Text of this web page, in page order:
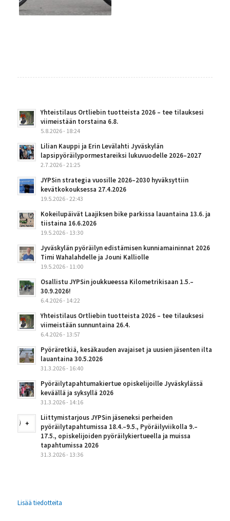
Yhteistilaus Ortliebin tuotteista 2026 – tee tilauksesi
viimeistään torstaina 6.8.
5.8.2026 - 18:24
Lilian Kauppi ja Erin Levälahti Jyväskylän
lapsipyöräilypormestareiksi lukuvuodelle 2026–2027
2.7.2026 - 21:25
JYPSin strategia vuosille 2026–2030 hyväksyttiin
kevätkokouksessa 27.4.2026
19.5.2026 - 22:43
Kokeilupäivät Laajiksen bike parkissa lauantaina 13.6. ja
tiistaina 16.6.2026
19.5.2026 - 13:30
Jyväskylän pyöräilyn edistämisen kunniamaininnat 2026
Timi Wahalahdelle ja Jouni Kalliolle
19.5.2026 - 11:00
Osallistu JYPSin joukkueessa Kilometrikisaan 1.5.–
30.9.2026!
6.4.2026 - 14:22
Yhteistilaus Ortliebin tuotteista 2026 – tee tilauksesi
viimeistään sunnuntaina 26.4.
6.4.2026 - 13:57
Pyöräretkiä, kesäkauden avajaiset ja uusien jäsenten ilta
lauantaina 30.5.2026
31.3.2026 - 16:40
Pyöräilytapahtumakiertue opiskelijoille Jyväskylässä
keväällä ja syksyllä 2026
31.3.2026 - 14:16
Liittymistarjous JYPSin jäseneksi perheiden
pyöräilytapahtumissa 18.4.–9.5., Pyöräilyviikolla 9.–
17.5., opiskelijoiden pyöräilykiertueella ja muissa
tapahtumissa 2026
31.3.2026 - 13:36
Lisää tiedotteita